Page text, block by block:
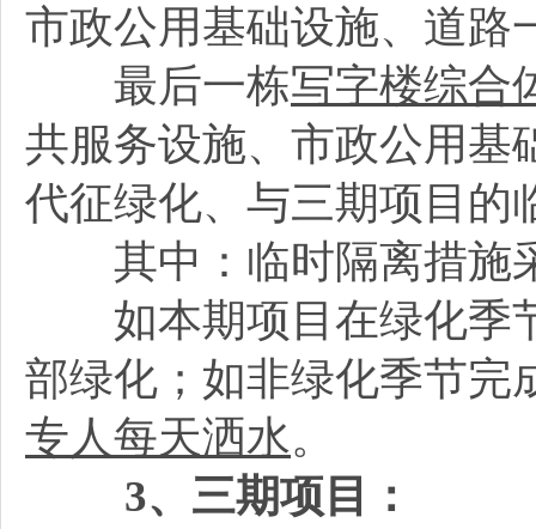
市政公用基础设施、道路
最后一栋写字楼综合
共服务设施、市政公用基
代征绿化、与三期项目的
其中：临时隔离措施
如本期项目在绿化季节
部绿化；如非绿化季节完
专人每天洒水。
3、三期项目：